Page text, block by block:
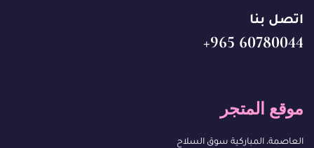
اتصل بنا
60780044 965+
موقع المتجر
العاصمة، المباركية سوق السلاح